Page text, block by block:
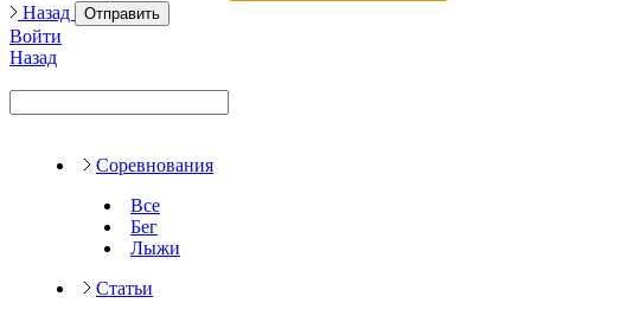
Назад
Отправить
Войти
Назад
Соревнования
Все
Бег
Лыжи
Статьи